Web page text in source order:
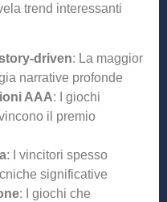
trend interessanti
driven: La maggior
narrative profonde
AAA: I giochi
il premio
: I vincitori spesso
significative
: I giochi che